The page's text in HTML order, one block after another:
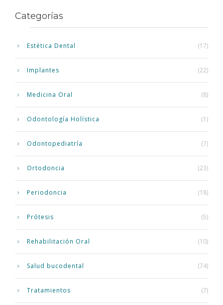
Categorías
Estética Dental (17)
Implantes (22)
Medicina Oral (8)
Odontología Holística (1)
Odontopediatría (7)
Ortodoncia (23)
Periodoncia (18)
Prótesis (5)
Rehabilitación Oral (10)
Salud bucodental (74)
Tratamientos (7)